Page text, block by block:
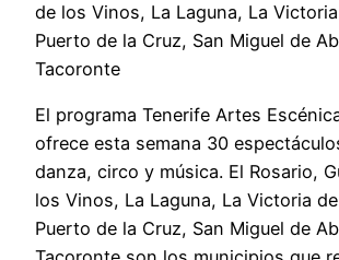
de los Vinos, La Laguna, La
Puerto de la Cruz, San Miguel de
Tacoronte
El programa Tenerife Artes
ofrece esta semana 30
danza, circo y música. El Rosario,
los Vinos, La Laguna, La Victoria
Puerto de la Cruz, San Miguel de